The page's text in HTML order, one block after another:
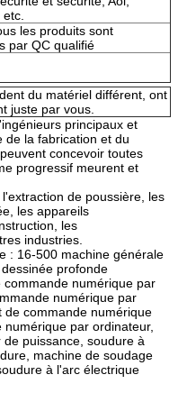
etc.
les produits sont
par QC qualifié
du matériel différent, ont
juste par vous.
principaux et
de la fabrication et du
concevoir toutes
progressif meurent et
de poussière, les
les appareils
les
industries.
: 16-500 machine générale
profonde
numérique par
numérique par
de commande numérique
par ordinateur,
de puissance, soudure à
machine de soudage
à l'arc électrique